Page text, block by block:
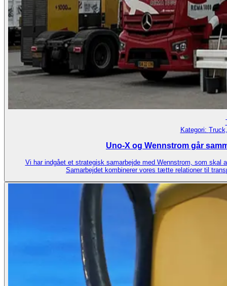
Kategori:
Uno-X og Wennstrom går
Vi har indgået et strategisk samarbejde med Wennstrom, som skal
Samarbejdet kombinerer vores tætte relationer til